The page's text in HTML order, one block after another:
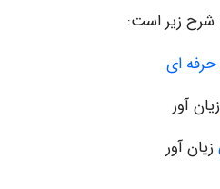
زیر است:
ای
آور
زیان آور